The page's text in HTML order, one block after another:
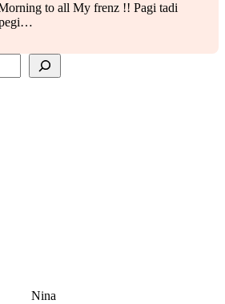
to all My frenz !! Pagi tadi
pegi…
Nina